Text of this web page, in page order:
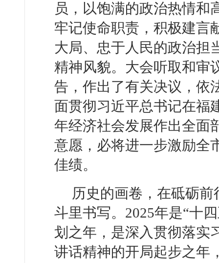
员，以饱满的政治热情和
牢记使命职责，积极建言
大局、忠于人民的政治担
精神风貌。大会听取和审
告，作出了有关决议，依
面贯彻习近平总书记在福
年经济社会发展作出全面
意愿，必将进一步激励全
佳绩。
历史的画卷，在砥砺
斗里书写。2025年是“十
划之年，是深入贯彻落实
讲话精神的开局起步之年